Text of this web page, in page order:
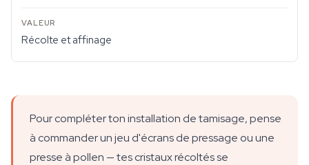
Récolte et affinage
Pour compléter ton installation de tamisage, pense
à commander un jeu d'écrans de pressage ou une
presse à pollen — tes cristaux récoltés se